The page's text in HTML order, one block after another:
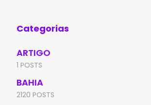
Categorias
ARTIGO
1 POSTS
BAHIA
2120 POSTS